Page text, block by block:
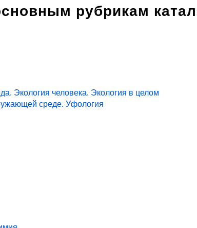
рубрикам
Экология человека. Экология в целом
среде. Уфология